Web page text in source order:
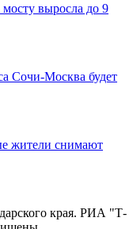
выросла до 9
Сочи-Москва будет
жители снимают
края. РИА "Т-